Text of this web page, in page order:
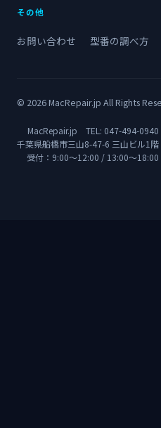
その他
お問い合わせ 型番の調べ方
© 2026 MacRepair.jp All Rights
MacRepair.jp TEL: 047-494-0940
千葉県船橋市三山8-47-6 三山ビル1階
受付：9:00〜12:00 / 13:00〜18:00